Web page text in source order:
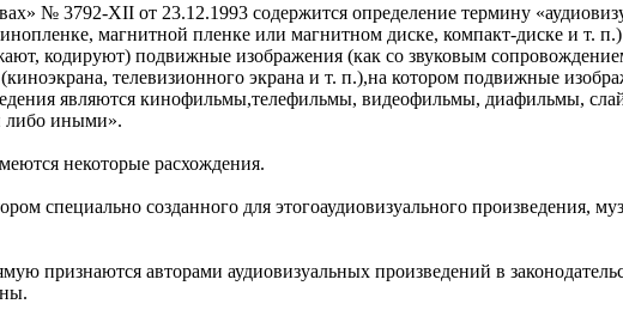
№ 3792-XII от 23.12.1993 содержится определение термину
магнитной пленке или магнитном диске, компакт-диске и т.
кодируют) подвижные изображения (как со звуковым
телевизионного экрана и т. п.),на котором подвижные
являются кинофильмы,телефильмы, видеофильмы, диафильмы,
либо иными».
некоторые расхождения.
специально созданного для этогоаудиовизуального произведения,
признаются авторами аудиовизуальных произведений в